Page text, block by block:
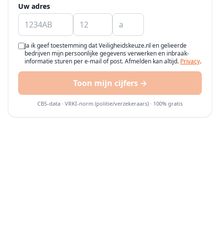
Uw adres
Ja ik geef toestemming dat Veiligheidskeuze.nl en gelieerde
bedrijven mijn persoonlijke gegevens verwerken en inbraak-
informatie sturen per e-mail of post. Afmelden kan altijd. Privacy.
Toon mijn cijfers →
CBS-data · VRKI-norm (politie/verzekeraars) · 100% gratis